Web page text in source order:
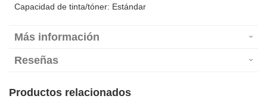
Capacidad de tinta/tóner: Estándar
Más información
Reseñas
Productos relacionados